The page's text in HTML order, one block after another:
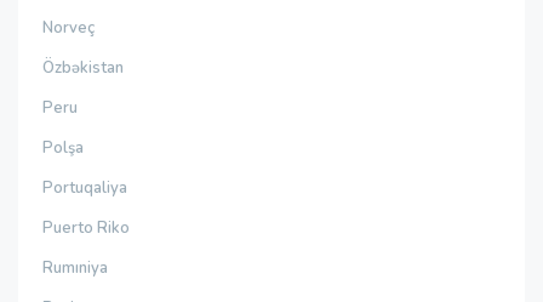
Norveç
Özbəkistan
Peru
Polşa
Portuqaliya
Puerto Riko
Rumıniya